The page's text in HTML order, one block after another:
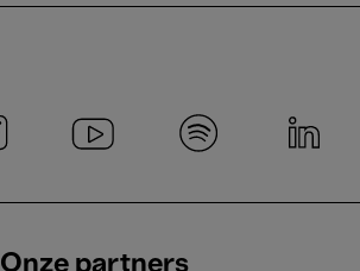
Onze partners